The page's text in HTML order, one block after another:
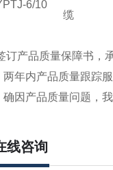
6/10
缆
订产品质量保障书，
两年内产品质量跟踪
确因产品质量问题，
线咨询